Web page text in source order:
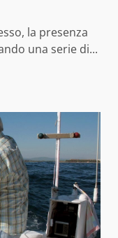
la presenza
una serie di...